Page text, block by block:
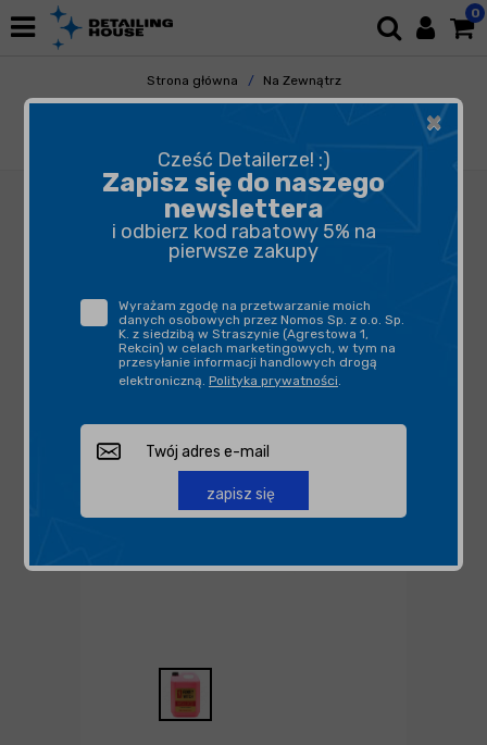
0
Strona główna
Na Zewnątrz
Mycie i Osuszanie
Szampony
×
Cześć Detailerze! :)
Zapisz się do naszego
newslettera
i odbierz kod rabatowy 5% na
pierwsze zakupy
Wyrażam zgodę na przetwarzanie moich
danych osobowych przez Nomos Sp. z o.o. Sp.
K. z siedzibą w Straszynie (Agrestowa 1,
Rekcin) w celach marketingowych, w tym na
przesyłanie informacji handlowych drogą
elektroniczną. Polityka prywatności.
zapisz się